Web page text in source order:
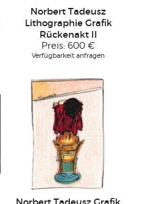
Norbert Tadeusz
Lithographie Grafik
Rückenakt II
Preis: 600 €
Verfügbarkeit anfragen